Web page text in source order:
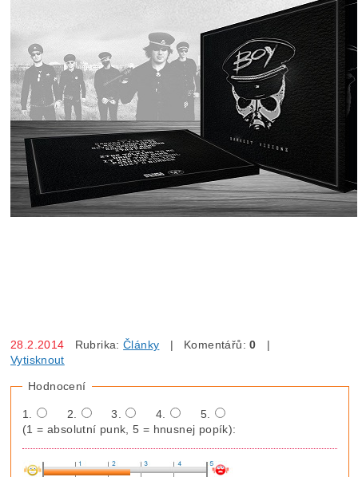
28.2.2014 Rubrika:Články | Komentářů:0 |
Vytisknout
Hodnocení
1. 2. 3. 4.
5.
(1 = absolutní punk, 5 = hnusnej popík):